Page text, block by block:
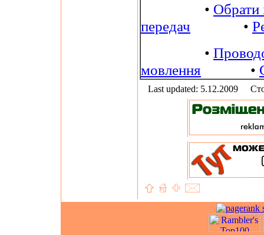
• Обрати
передач •
•
мовлення •
Last updated: 5.12.2009